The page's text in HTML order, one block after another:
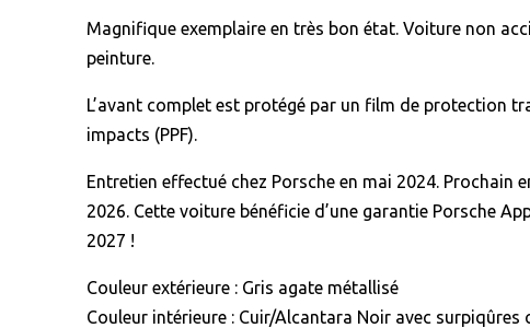
Magnifique exemplaire en très bon état. Voiture non
peinture.
L’avant complet est protégé par un film de protection
impacts (PPF).
Entretien effectué chez Porsche en mai 2024. Prochain
2026. Cette voiture bénéficie d’une garantie Porsche
2027 !
Couleur extérieure : Gris agate métallisé
Couleur intérieure : Cuir/Alcantara Noir avec surpiqûres